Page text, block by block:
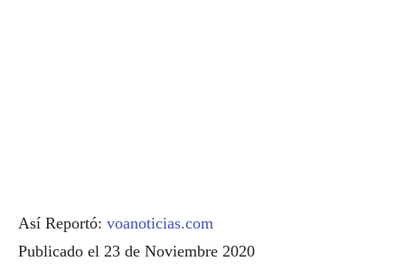
Así Reportó: voanoticias.com
Publicado el 23 de Noviembre 2020